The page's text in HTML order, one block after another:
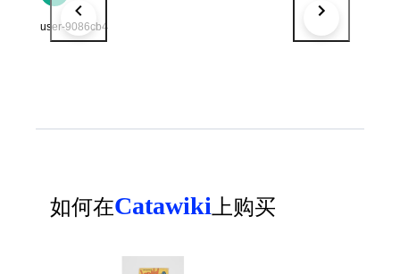
user-9086cb4
如何在Catawiki 上购买